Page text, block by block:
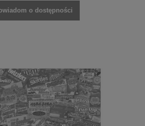
o dostępności